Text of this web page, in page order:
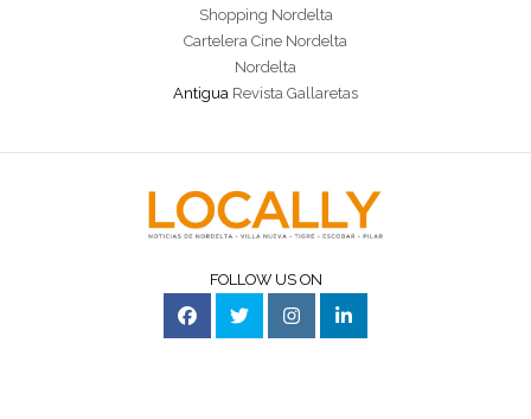
Shopping Nordelta
Cartelera Cine Nordelta
Nordelta
Antigua Revista Gallaretas
FOLLOW US ON